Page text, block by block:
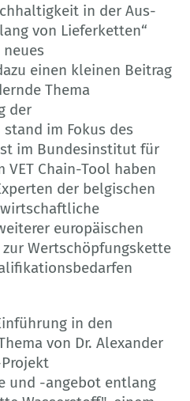
in der Aus-
von Lieferketten“
neues
einen kleinen Beitrag
Thema
der
im Fokus des
im Bundesinstitut für
Chain-Tool haben
der belgischen
europäischen
Wertschöpfungskette
in den
von Dr. Alexander
und -angebot entlang